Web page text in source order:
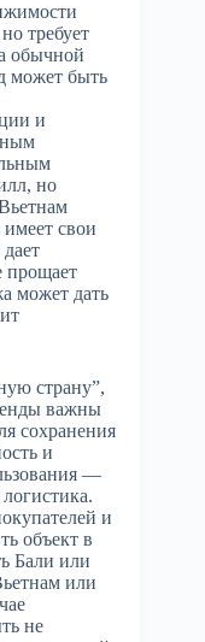
требует
обычной
может быть
и
но
свои
прощает
может дать
страну”,
важны
сохранения
и
—
и
объект в
Бали или
или
не